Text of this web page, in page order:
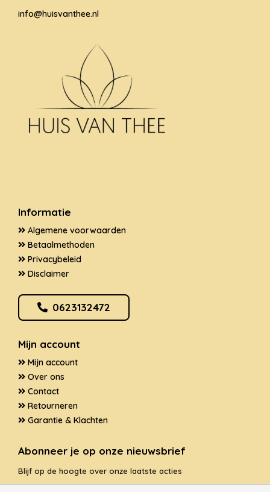
info@huisvanthee.nl
Informatie
Algemene voorwaarden
Betaalmethoden
Privacybeleid
Disclaimer
0623132472
Mijn account
Mijn account
Over ons
Contact
Retourneren
Garantie & Klachten
Abonneer je op onze nieuwsbrief
Blijf op de hoogte over onze laatste acties